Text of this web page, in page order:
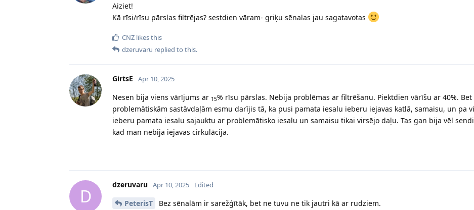
Aiziet!
Kā rīsi/rīsu pārslas filtrējas? sestdien vāram- griķu sēnalas jau sagatavotas
CNZ likes this
dzeruvaru replied to this.
GirtsE Apr 10, 2025
Nesen bija viens vārījums ar 15% rīsu pārslas. Nebija problēmas ar filtrēšanu. Piektdien vārīšu ar 40%. Bet
problemātiskām sastāvdaļām esmu darījis tā, ka pusi pamata iesalu ieberu iejavas katlā, samaisu, un pa
ieberu pamata iesalu sajauktu ar problemātisko iesalu un samaisu tikai virsējo daļu. Tas gan bija vēl
kad man nebija iejavas cirkulācija.
D
dzeruvaru Apr 10, 2025 Edited
PeterisT
Bez sēnalām ir sarežģītāk, bet ne tuvu ne tik jautri kā ar rudziem.